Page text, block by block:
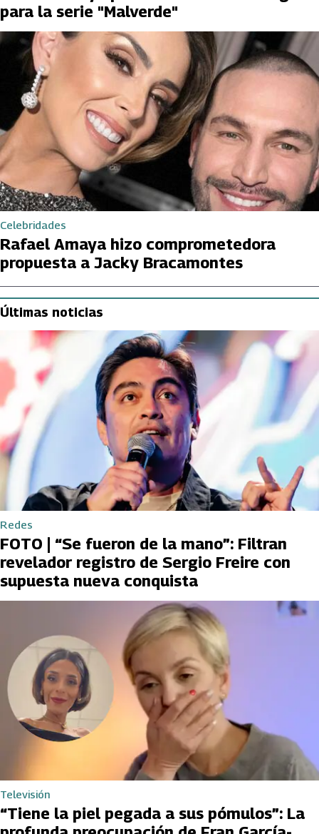
para la serie "Malverde"
Celebridades
Rafael Amaya hizo comprometedora
propuesta a Jacky Bracamontes
Últimas noticias
Redes
FOTO | “Se fueron de la mano”: Filtran
revelador registro de Sergio Freire con
supuesta nueva conquista
Televisión
“Tiene la piel pegada a sus pómulos”: La